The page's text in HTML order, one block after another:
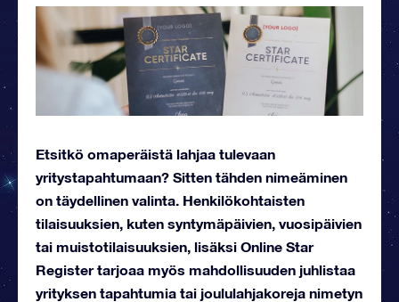
Etsitkö omaperäistä lahjaa tulevaan
yritystapahtumaan? Sitten tähden nimeäminen
on täydellinen valinta. Henkilökohtaisten
tilaisuuksien, kuten syntymäpäivien, vuosipäivien
tai muistotilaisuuksien, lisäksi Online Star
Register tarjoaa myös mahdollisuuden juhlistaa
yrityksen tapahtumia tai joululahjakoreja nimetyn